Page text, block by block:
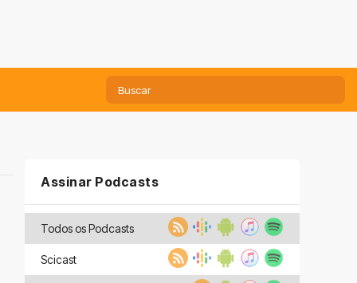
Assinar Podcasts
Todos os Podcasts
Scicast